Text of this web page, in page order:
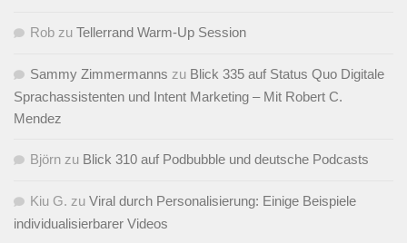
Rob zu Tellerrand Warm-Up Session
Sammy Zimmermanns zu Blick 335 auf Status Quo Digitale
Sprachassistenten und Intent Marketing – Mit Robert C.
Mendez
Björn zu Blick 310 auf Podbubble und deutsche Podcasts
Kiu G. zu Viral durch Personalisierung: Einige Beispiele
individualisierbarer Videos